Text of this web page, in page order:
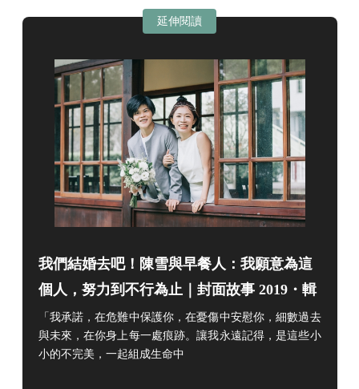
延伸閱讀
我們結婚去吧！陳雪與早餐人：我願意為這
個人，努力到不行為止｜封面故事 2019・輯
二
「我承諾，在危難中保護你，在憂傷中安慰你，細數過去
與未來，在你身上每一處痕跡。讓我永遠記得，是這些小
小的不完美，一起組成生命中